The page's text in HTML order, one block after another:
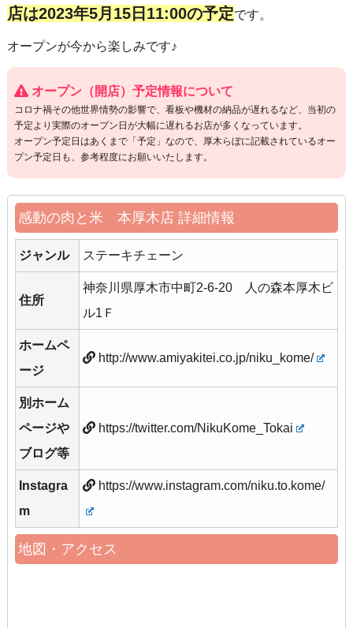
店は2023年5月15日11:00の予定です。
オープンが今から楽しみです♪
オープン（開店）予定情報について
コロナ禍その他世界情勢の影響で、看板や機材の納品が遅れるなど、当初の
予定より実際のオープン日が大幅に遅れるお店が多くなっています。
オープン予定日はあくまで「予定」なので、厚木らぼに記載されているオー
プン予定日も、参考程度にお願いいたします。
感動の肉と米 本厚木店 詳細情報
ジャンル ステーキチェーン
住所
神奈川県厚木市中町2-6-20 人の森本厚木ビ
ル1Ｆ
ホームペ
ージ
http://www.amiyakitei.co.jp/niku_kome/
別ホーム
ページや
ブログ等
https://twitter.com/NikuKome_Tokai
Instagra
m
https://www.instagram.com/niku.to.kome/
地図・アクセス